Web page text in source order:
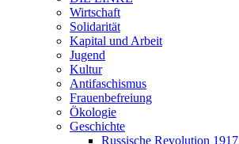
Wirtschaft
Solidarität
Kapital und Arbeit
Jugend
Kultur
Antifaschismus
Frauenbefreiung
Ökologie
Geschichte
Russische Revolution 1917